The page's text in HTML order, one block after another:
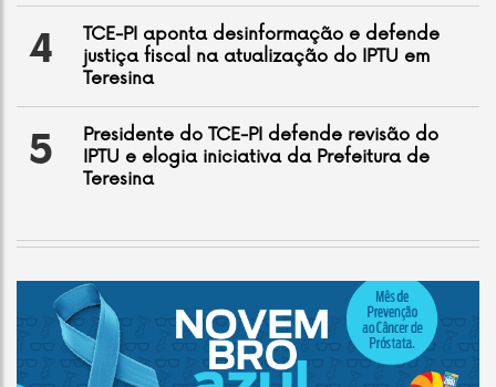
4
TCE-PI aponta desinformação e defende
justiça fiscal na atualização do IPTU em
Teresina
5
Presidente do TCE-PI defende revisão do
IPTU e elogia iniciativa da Prefeitura de
Teresina